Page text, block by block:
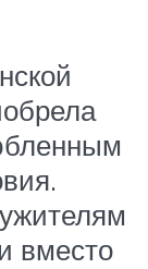
вместо